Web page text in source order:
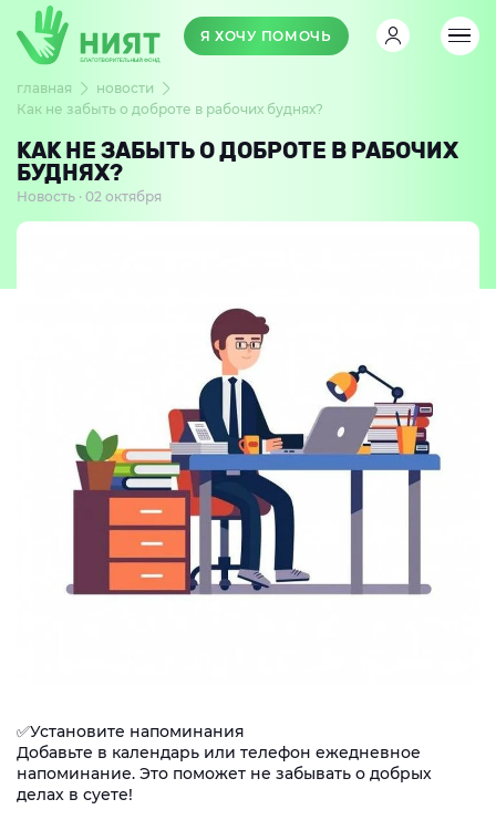
Я ХОЧУ ПОМОЧЬ
главная
новости
Как не забыть о доброте в рабочих буднях?
КАК НЕ ЗАБЫТЬ О ДОБРОТЕ В РАБОЧИХ
БУДНЯХ?
Новость · 02 октября
✅Установите напоминания
Добавьте в календарь или телефон ежедневное
напоминание. Это поможет не забывать о добрых
делах в суете!